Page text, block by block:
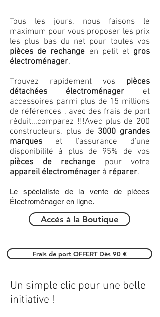
Tous les jours, nous faisons le
maximum pour vous proposer les prix
les plus bas du net pour toutes vos
pièces de rechange en petit et gros
électroménager.
Trouvez rapidement vos pièces
détachées électroménager et
accessoires parmi plus de 15 millions
de références , avec des frais de port
réduit...comparez !!!Avec plus de 200
constructeurs, plus de 3000 grandes
marques et l'assurance d'une
disponibilité à plus de 95% de vos
pièces de rechange pour votre
appareil électroménager à réparer.
Le spécialiste de la vente de pièces
Électroménager en ligne.
Accés à la Boutique
Frais de port OFFERT Dès 90 €
Un simple clic pour une belle
initiative !